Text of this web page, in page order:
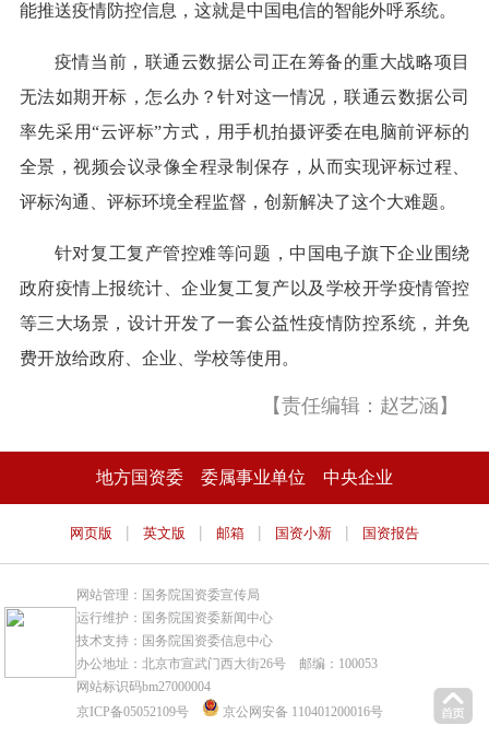
能推送疫情防控信息，这就是中国电信的智能外呼系统。
疫情当前，联通云数据公司正在筹备的重大战略项目
无法如期开标，怎么办？针对这一情况，联通云数据公司
率先采用“云评标”方式，用手机拍摄评委在电脑前评标的
全景，视频会议录像全程录制保存，从而实现评标过程、
评标沟通、评标环境全程监督，创新解决了这个大难题。
针对复工复产管控难等问题，中国电子旗下企业围绕
政府疫情上报统计、企业复工复产以及学校开学疫情管控
等三大场景，设计开发了一套公益性疫情防控系统，并免
费开放给政府、企业、学校等使用。
【责任编辑：赵艺涵】
地方国资委 委属事业单位 中央企业
网页版 | 英文版 | 邮箱 | 国资小新 | 国资报告
网站管理：国务院国资委宣传局
运行维护：国务院国资委新闻中心
技术支持：国务院国资委信息中心
办公地址：北京市宣武门西大街26号 邮编：100053
网站标识码bm27000004
京ICP备05052109号
京公网安备 110401200016号